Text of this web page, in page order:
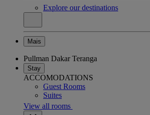
Explore our destinations
Mais
Pullman Dakar Teranga
Stay
ACCOMODATIONS
Guest Rooms
Suites
View all rooms